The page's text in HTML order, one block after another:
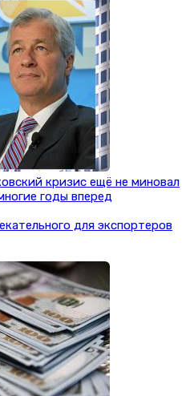
кризис ещё не миновал
годы вперед
для экспортеров